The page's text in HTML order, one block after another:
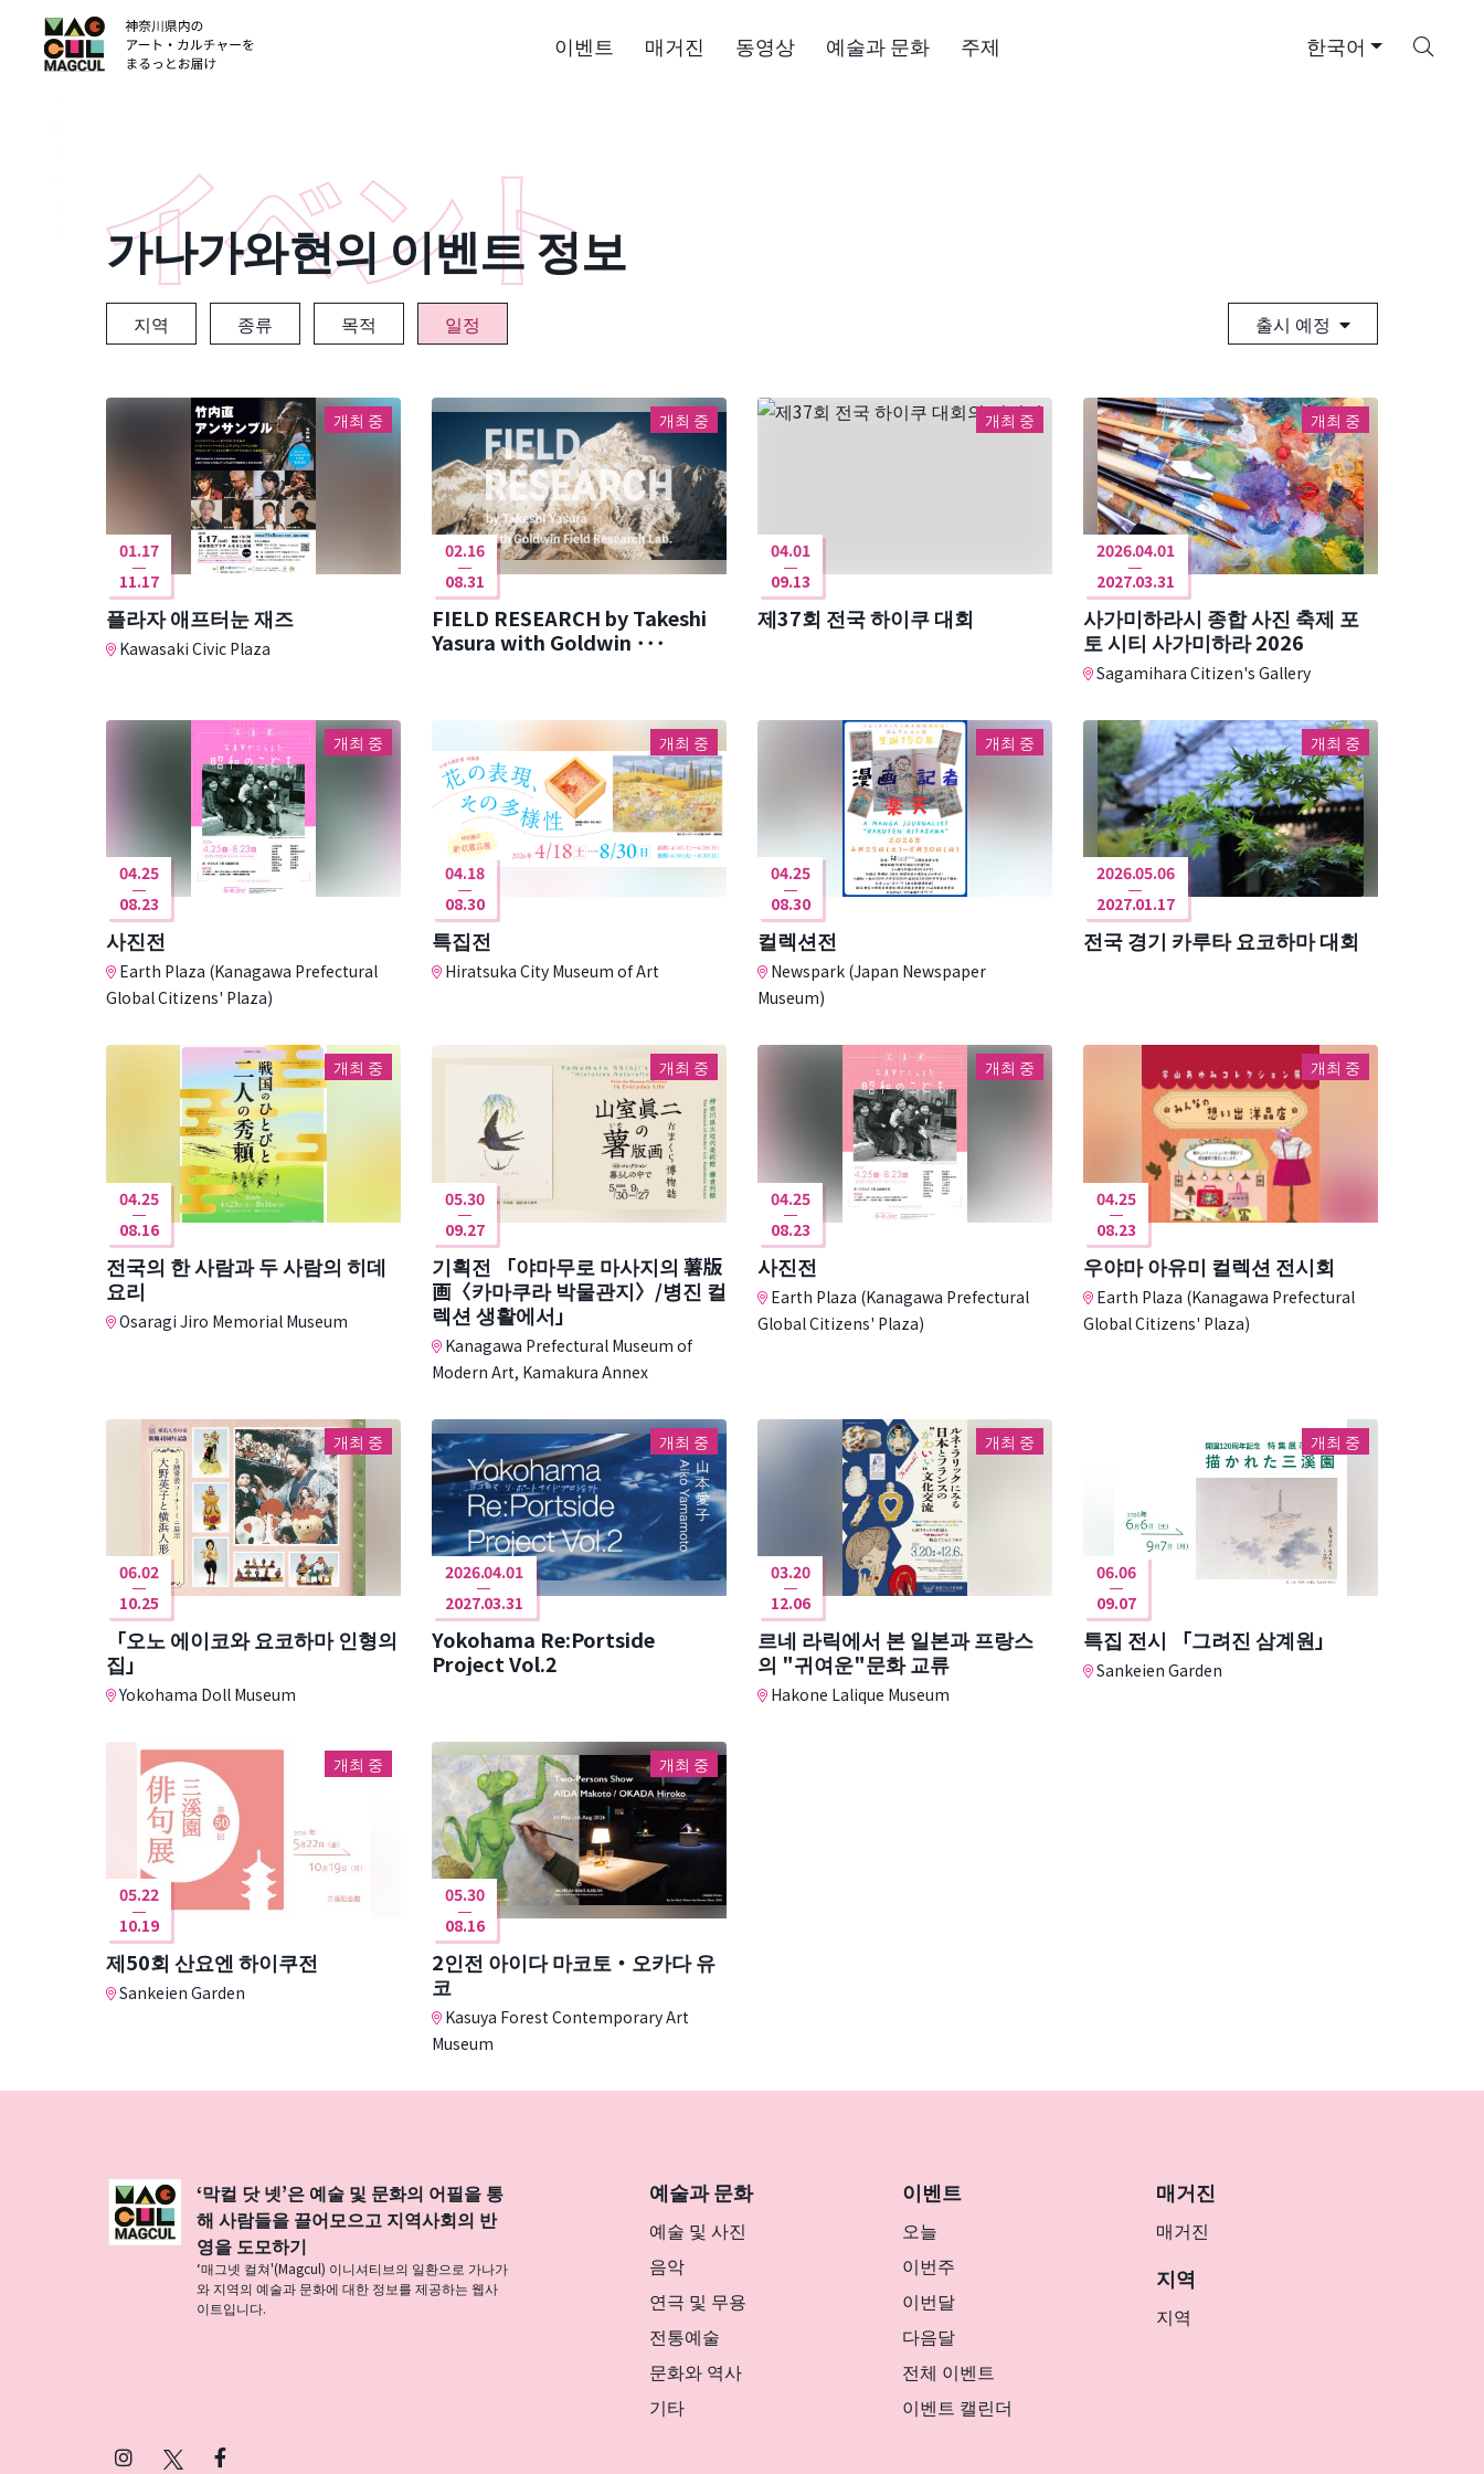
이벤트 매거진 동영상 예술과 문화 주제 한국어
색
ン
テ
ン
가나가와현의 이벤트 정보
지역 종류 목적 일정 출시 예정
개최 중
01.17
11.17
플라자 애프터눈 재즈
Kawasaki Civic Plaza
개최 중
02.16
08.31
FIELD RESEARCH by Takeshi
Yasura with Goldwin ･･･
개최 중
04.01
09.13
제37회 전국 하이쿠 대회
개최 중
2026.04.01
2027.03.31
사가미하라시 종합 사진 축제 포
토 시티 사가미하라 2026
Sagamihara Citizen's Gallery
개최 중
04.25
08.23
사진전
Earth Plaza (Kanagawa Prefectural
Global Citizens' Plaza)
개최 중
04.18
08.30
특집전
Hiratsuka City Museum of Art
개최 중
04.25
08.30
컬렉션전
Newspark (Japan Newspaper
Museum)
개최 중
2026.05.06
2027.01.17
전국 경기 카루타 요코하마 대회
개최 중
04.25
08.16
전국의 한 사람과 두 사람의 히데
요리
Osaragi Jiro Memorial Museum
개최 중
05.30
09.27
기획전 「야마무로 마사지의 薯版
画〈카마쿠라 박물관지〉/병진 컬
렉션 생활에서」
Kanagawa Prefectural Museum of
Modern Art, Kamakura Annex
개최 중
04.25
08.23
사진전
Earth Plaza (Kanagawa Prefectural
Global Citizens' Plaza)
개최 중
04.25
08.23
우야마 아유미 컬렉션 전시회
Earth Plaza (Kanagawa Prefectural
Global Citizens' Plaza)
개최 중
06.02
10.25
「오노 에이코와 요코하마 인형의
집」
Yokohama Doll Museum
개최 중
2026.04.01
2027.03.31
Yokohama Re:Portside
Project Vol.2
개최 중
03.20
12.06
르네 라릭에서 본 일본과 프랑스
의 "귀여운"문화 교류
Hakone Lalique Museum
개최 중
06.06
09.07
특집 전시 「그려진 삼계원」
Sankeien Garden
개최 중
05.22
10.19
제50회 산요엔 하이쿠전
Sankeien Garden
개최 중
05.30
08.16
2인전 아이다 마코토・오카다 유
코
Kasuya Forest Contemporary Art
Museum
예술과 문화
예술 및 사진
음악
연극 및 무용
전통예술
문화와 역사
기타
이벤트
오늘
이번주
이번달
다음달
전체 이벤트
이벤트 캘린더
매거진
매거진
지역
지역
‘막컬 닷 넷’은 예술 및 문화의 어필을 통
해 사람들을 끌어모으고 지역사회의 반
영을 도모하기
‘매그넷 컬쳐'(Magcul) 이니셔티브의 일환으로 가나가
와 지역의 예술과 문화에 대한 정보를 제공하는 웹사
이트입니다.
InstagramFacebook